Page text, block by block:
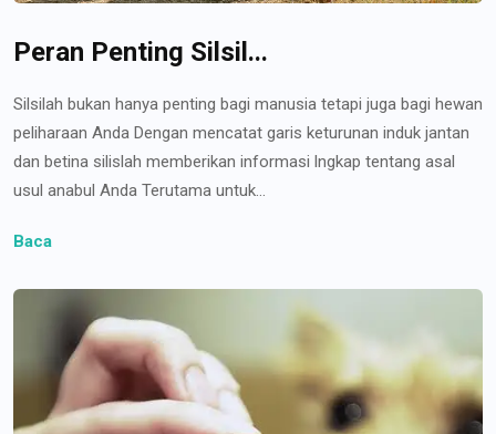
Peran Penting Silsil...
Silsilah bukan hanya penting bagi manusia tetapi juga bagi hewan
peliharaan Anda Dengan mencatat garis keturunan induk jantan
dan betina silislah memberikan informasi lngkap tentang asal
usul anabul Anda Terutama untuk...
Baca